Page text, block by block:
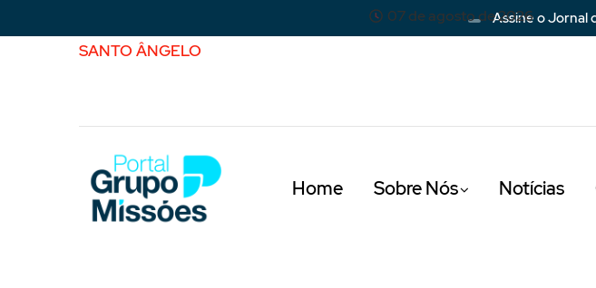
Assine o Jornal
SANTO ÂNGELO
07 de agosto de 2026
Home Sobre Nós Notícias